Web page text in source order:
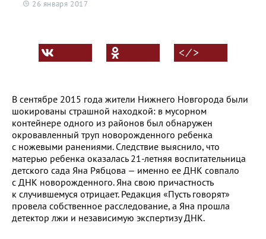
26 января 2017
< ⁄ >
В сентябре 2015 года жители Нижнего Новгорода были
шокированы страшной находкой: в мусорном
контейнере одного из районов был обнаружен
окровавленный труп новорожденного ребенка
с ножевыми ранениями. Следствие выяснило, что
матерью ребенка оказалась 21-летняя воспитательница
детского сада Яна Рябцова — именно ее ДНК совпало
с ДНК новорожденного. Яна свою причастность
к случившемуся отрицает. Редакция «Пусть говорят»
провела собственное расследование, а Яна прошла
детектор лжи и независимую экспертизу ДНК.